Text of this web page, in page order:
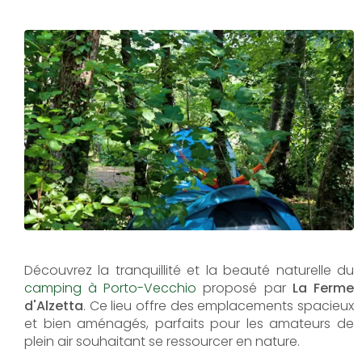
Découvrez la tranquillité et la beauté naturelle du
camping à Porto-Vecchio proposé par La Ferme
d'Alzetta. Ce lieu offre des emplacements spacieux
et bien aménagés, parfaits pour les amateurs de
plein air souhaitant se ressourcer en nature.